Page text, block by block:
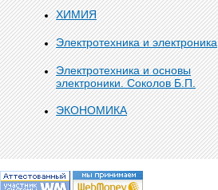
ХИМИЯ
Электротехника и электроника
Электротехника и основы
электроники. Соколов Б.П.
ЭКОНОМИКА